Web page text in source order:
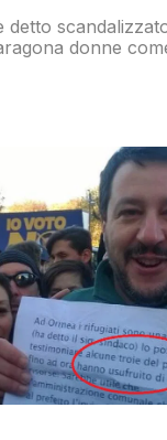
detto
donne
gonfiabile e
della Camera.
che il 16